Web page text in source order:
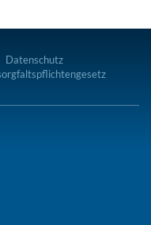
Datenschutz